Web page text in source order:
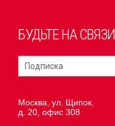
БУДЬТЕ НА СВЯЗИ
Москва, ул. Щипок,
д. 20, офис 308